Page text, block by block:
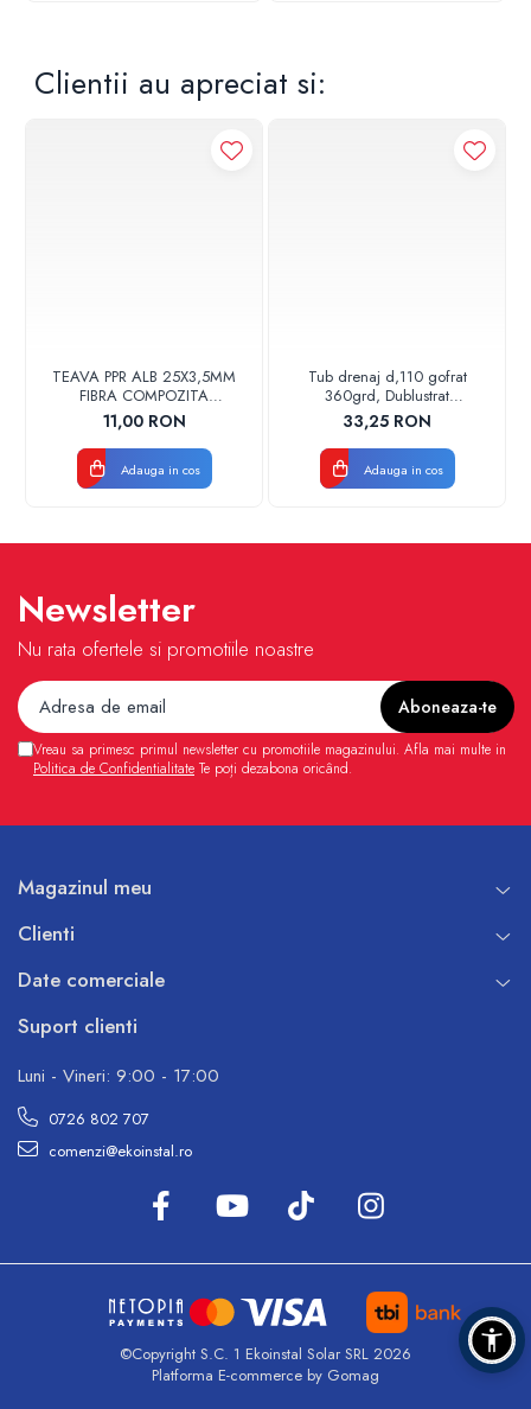
Clientii au apreciat si:
TEAVA PPR ALB 25X3,5MM
FIBRA COMPOZITA
10033025004
VALDUOTHERM VALROM
11,00 RON
Adauga in cos
Tub drenaj d,110 gofrat
360grd, Dublustrat
verde/negru 110152 Drainkit
33,25 RON
Adauga in cos
Newsletter
Nu rata ofertele si promotiile noastre
Vreau sa primesc primul newsletter cu promotiile magazinului. Afla mai multe in
Politica de Confidentialitate Te poți dezabona oricând.
Magazinul meu
Clienti
Date comerciale
Suport clienti
Luni - Vineri: 9:00 - 17:00
0726 802 707
comenzi@ekoinstal.ro
©Copyright S.C. 1 Ekoinstal Solar SRL 2026
Platforma E-commerce by Gomag